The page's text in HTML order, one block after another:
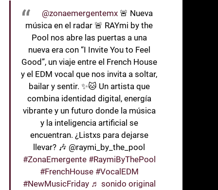
@zonaemergentemx 🚨 Nueva
música en el radar 🚨 RAYmi by the
Pool nos abre las puertas a una
nueva era con “I Invite You to Feel
Good”, un viaje entre el French House
y el EDM vocal que nos invita a soltar,
bailar y sentir. ✨🐱 Un artista que
combina identidad digital, energía
vibrante y un futuro donde la música
y la inteligencia artificial se
encuentran. ¿Listxs para dejarse
llevar? 🎶 @raymi_by_the_pool
#ZonaEmergente #RaymiByThePool
#FrenchHouse #VocalEDM
#NewMusicFriday ♬ sonido original